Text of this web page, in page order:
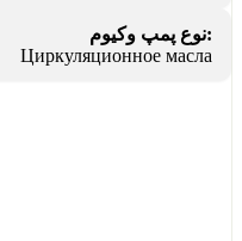
نوع پمپ وکیوم:
Циркуляционное масла